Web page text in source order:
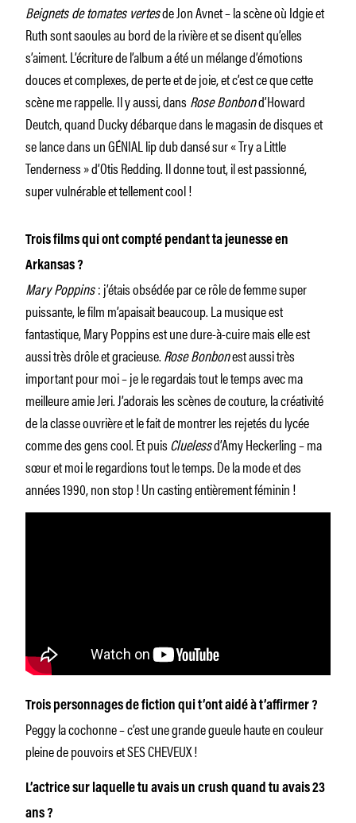
Beignets de tomates vertesde Jon Avnet – la scène où Idgie et
Ruth sont saoules au bord de la rivière et se disent qu’elles
s’aiment. L’écriture de l’album a été un mélange d’émotions
douces et complexes, de perte et de joie, et c’est ce que cette
scène me rappelle. Il y aussi, dansRose Bonbond’Howard
Deutch, quand Ducky débarque dans le magasin de disques et
se lance dans un GÉNIAL lip dub dansé sur « Try a Little
Tenderness » d’Otis Redding. Il donne tout, il est passionné,
super vulnérable et tellement cool !
Trois films qui ont compté pendant ta jeunesse en
Arkansas ?
Mary Poppins: j’étais obsédée par ce rôle de femme super
puissante, le film m’apaisait beaucoup. La musique est
fantastique, Mary Poppins est une dure-à-cuire mais elle est
aussi très drôle et gracieuse.Rose Bonbonest aussi très
important pour moi – je le regardais tout le temps avec ma
meilleure amie Jeri. J’adorais les scènes de couture, la créativité
de la classe ouvrière et le fait de montrer les rejetés du lycée
comme des gens cool. Et puisCluelessd’Amy Heckerling – ma
sœur et moi le regardions tout le temps. De la mode et des
années 1990, non stop ! Un casting entièrement féminin !
Trois personnages de fiction qui t’ont aidé à t’affirmer ?
Peggy la cochonne – c’est une grande gueule haute en couleur
pleine de pouvoirs et SES CHEVEUX !
L’actrice sur laquelle tu avais un crush quand tu avais 23
ans ?